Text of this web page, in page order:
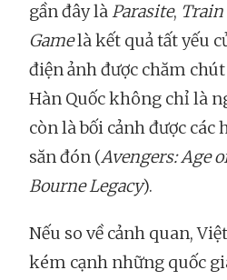
gần đây làParasite, Train
Gamelà kết quả tất yếu
điện ảnh được chăm
Hàn Quốc không chỉ là
còn là bối cảnh được
săn đón (Avengers: Age
Bourne Legacy).
Nếu so về cảnh quan,
kém cạnh những quốc